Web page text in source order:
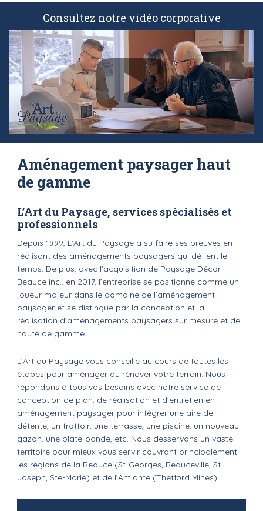
Consultez notre vidéo corporative
Aménagement paysager haut
de gamme
L’Art du Paysage, services spécialisés et
professionnels
Depuis 1999, L’Art du Paysage a su faire ses preuves en
réalisant des aménagements paysagers qui défient le
temps. De plus, avec l’acquisition de Paysage Décor
Beauce inc., en 2017, l’entreprise se positionne comme un
joueur majeur dans le domaine de l’aménagement
paysager et se distingue par la conception et la
réalisation d’aménagements paysagers sur mesure et de
haute de gamme.
L’Art du Paysage vous conseille au cours de toutes les
étapes pour aménager ou rénover votre terrain. Nous
répondons à tous vos besoins avec notre service de
conception de plan, de réalisation et d’entretien en
aménagement paysager pour intégrer une aire de
détente, un trottoir, une terrasse, une piscine, un nouveau
gazon, une plate-bande, etc. Nous desservons un vaste
territoire pour mieux vous servir couvrant principalement
les régions de la Beauce (St-Georges, Beauceville, St-
Joseph, Ste-Marie) et de l’Amiante (Thetford Mines).